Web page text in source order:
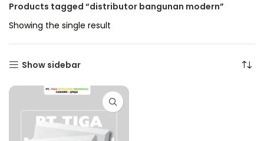
Products tagged “distributor bangunan modern”
Showing the single result
Show sidebar